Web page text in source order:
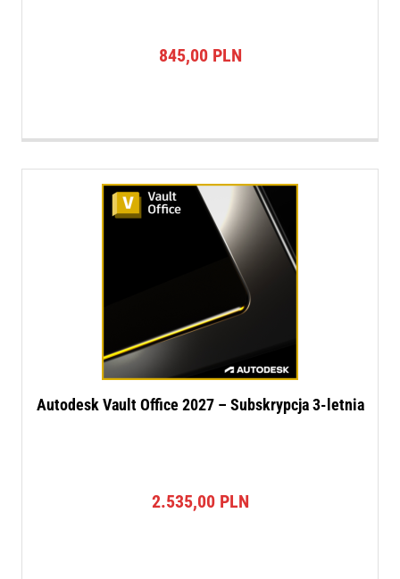
845,00 PLN
Autodesk Vault Office 2027 – Subskrypcja 3-letnia
2.535,00 PLN